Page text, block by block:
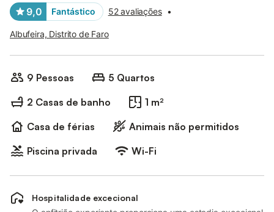
9,0 Fantástico 52 avaliações •
Albufeira, Distrito de Faro
9 Pessoas
5 Quartos
2 Casas de banho
1 m²
Casa de férias
Animais não permitidos
Piscina privada
Wi-Fi
Hospitalidade excecional